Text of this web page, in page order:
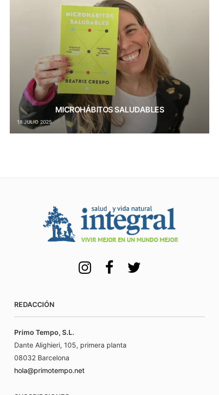
MICROHÁBITOS SALUDABLES
18 JULIO 2025
REDACCIÓN
Primo Tempo, S.L.
Dante Alighieri, 105, primera planta
08032 Barcelona
hola@primotempo.net